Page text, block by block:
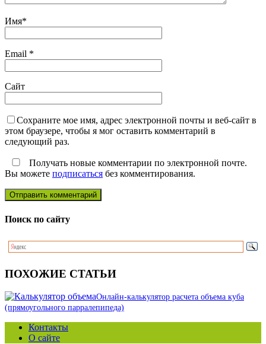
Имя*
Email *
Сайт
Сохраните мое имя, адрес электронной почты и веб-сайт в
этом браузере, чтобы я мог оставить комментарий в
следующий раз.
Получать новые комментарии по электронной почте.
Вы можете подписаться без комментирования.
Поиск по сайту
ПОХОЖИЕ СТАТЬИ
Онлайн-калькулятор расчета объема куба
(прямоугольного парралепипеда)
Контакты
О сайте